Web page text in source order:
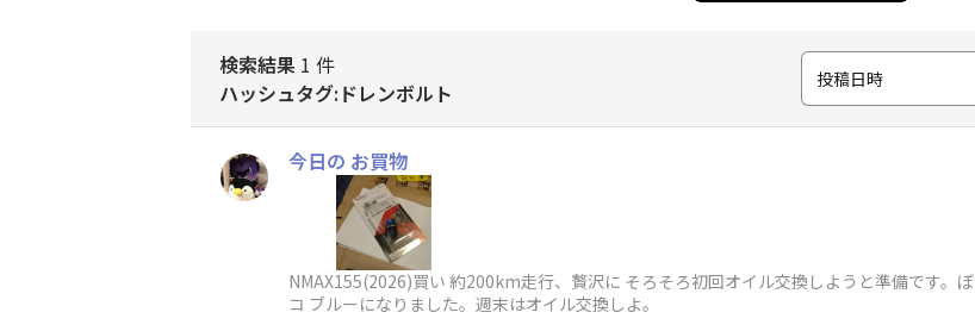
検索結果 1 件
ハッシュタグ:ドレンボルト
投稿日時
今日の お買物
NMAX155(2026)買い 約200km走行、贅沢に そろそろ初回オイル交換しようと準備です。
コ ブルーになりました。週末はオイル交換しよ。